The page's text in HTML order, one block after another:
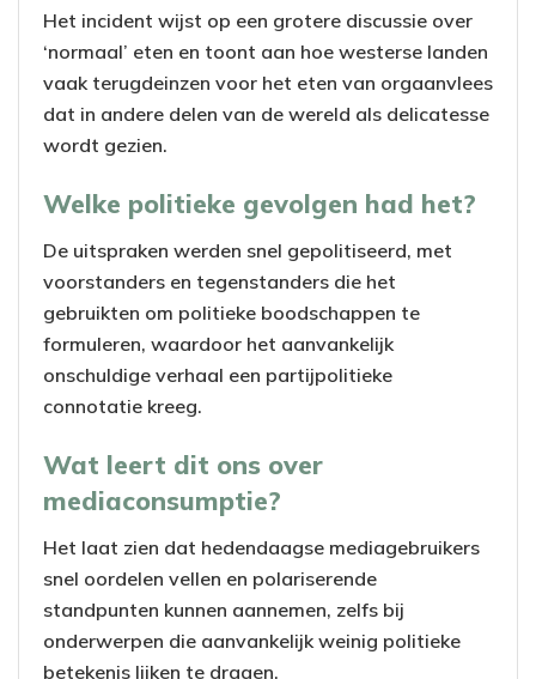
Het incident wijst op een grotere discussie over
‘normaal’ eten en toont aan hoe westerse landen
vaak terugdeinzen voor het eten van orgaanvlees
dat in andere delen van de wereld als delicatesse
wordt gezien.
Welke politieke gevolgen had het?
De uitspraken werden snel gepolitiseerd, met
voorstanders en tegenstanders die het
gebruikten om politieke boodschappen te
formuleren, waardoor het aanvankelijk
onschuldige verhaal een partijpolitieke
connotatie kreeg.
Wat leert dit ons over
mediaconsumptie?
Het laat zien dat hedendaagse mediagebruikers
snel oordelen vellen en polariserende
standpunten kunnen aannemen, zelfs bij
onderwerpen die aanvankelijk weinig politieke
betekenis lijken te dragen.